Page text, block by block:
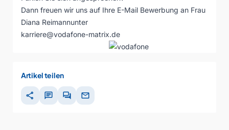
Dann freuen wir uns auf Ihre E-Mail Bewerbung an Frau
Diana Reimannunter
karriere@vodafone-matrix.de
Artikel teilen
share chat forum mail